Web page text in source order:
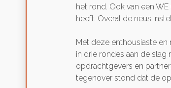
het rond. Ook van een
heeft. Overal de neus
Met deze enthousiaste
in drie rondes aan de
opdrachtgevers en
tegenover stond dat de